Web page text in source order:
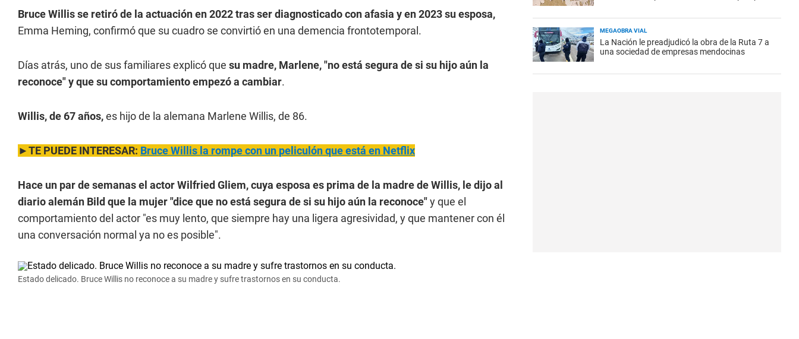
Bruce Willis se retiró de la actuación en 2022 tras ser diagnosticado con afasia y en 2023 su esposa,
Emma Heming, confirmó que su cuadro se convirtió en una demencia frontotemporal.
Días atrás, uno de sus familiares explicó que su madre, Marlene, "no está segura de si su hijo aún la
reconoce" y que su comportamiento empezó a cambiar.
Willis, de 67 años,es hijo de la alemana Marlene Willis, de 86.
►TE PUEDE INTERESAR: Bruce Willis la rompe con un peliculón que está en Netflix
Hace un par de semanas el actor Wilfried Gliem, cuya esposa es prima de la madre de Willis, le dijo al
diario alemán Bild que la mujer "dice que no está segura de si su hijo aún la reconoce"y que el
comportamiento del actor "es muy lento, que siempre hay una ligera agresividad, y que mantener con él
una conversación normal ya no es posible".
Estado delicado. Bruce Willis no reconoce a su madre y sufre trastornos en su conducta.
MEGAOBRA VIAL
La Nación le preadjudicó la obra de la Ruta 7 a
una sociedad de empresas mendocinas